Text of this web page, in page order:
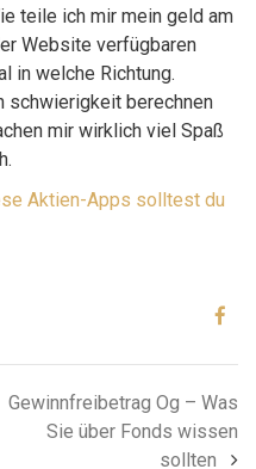
teile ich mir mein geld am
Website verfügbaren
in welche Richtung.
schwierigkeit berechnen
mir wirklich viel Spaß
Aktien-Apps solltest du
Gewinnfreibetrag Og – Was
Sie über Fonds wissen
sollten